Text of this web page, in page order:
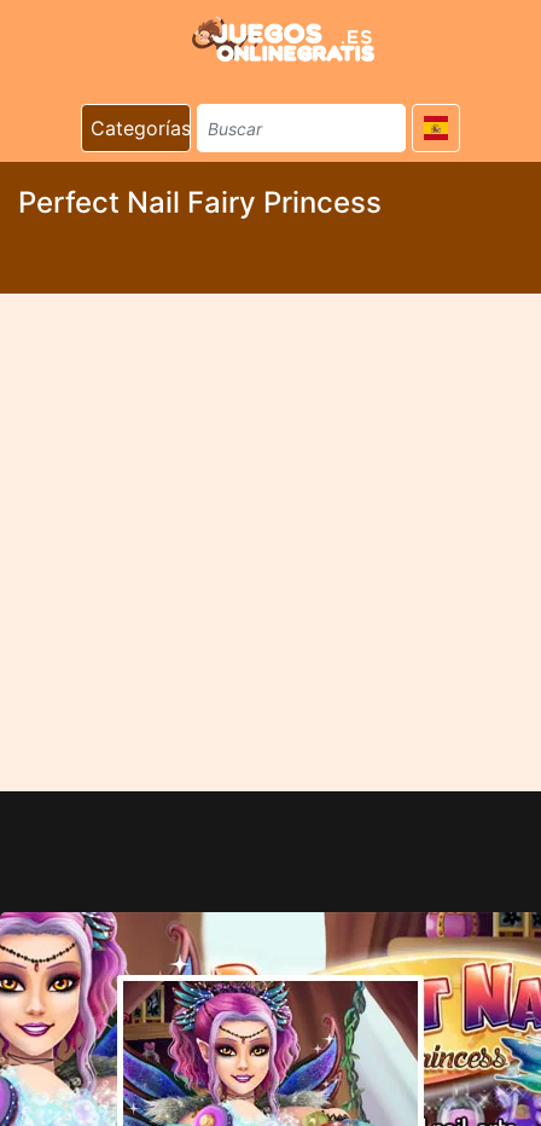
Categorías
Perfect Nail Fairy Princess